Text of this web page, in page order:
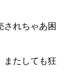
れちゃあ困
たしても狂